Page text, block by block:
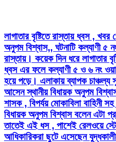
লাগাতার বৃষ্টিতে রাস্তায় ধ্বস ,
অনুপম বিশ্বাস,, ঘটনাটি কল্যাণী ৫
রাস্তায়। কয়েক দিন ধরে লাগাতার
ধ্বস এর ফলে কল্যাণী ৫ ও ৬ নং
হয়ে পড়ে। এলাকায় ব্যাপক চাঞ্চল্য
আসেন স্থানীয় বিধায়ক অনুপম
শাসক , বিপর্যয় মোকাবিলা বাহিনী
বিধায়ক অনুপম বিশ্বাস বলেন এটা
তাতেই এই ধস , পাশেই রেলওয়ে
আধিকারিকরা ছুটে এসেছেন